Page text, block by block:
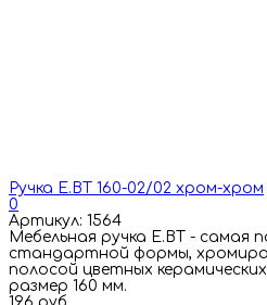
Ручка E.BT 160-02/02 хром-хром
0
Артикул: 1564
Мебельная ручка E.BT - самая
стандартной формы,
полосой цветных
размер 160 мм.
196 руб.